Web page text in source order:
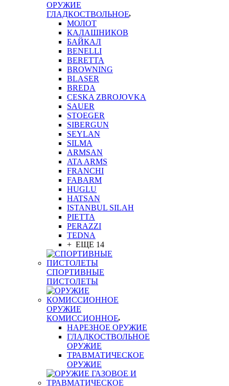
ОРУЖИЕ
ГЛАДКОСТВОЛЬНОЕ
МОЛОТ
КАЛАШНИКОВ
БАЙКАЛ
BENELLI
BERETTA
BROWNING
BLASER
BREDA
CESKA ZBROJOVKA
SAUER
STOEGER
SIBERGUN
SEYLAN
SILMA
ARMSAN
ATA ARMS
FRANCHI
FABARM
HUGLU
HATSAN
ISTANBUL SILAH
PIETTA
PERAZZI
TEDNA
+ ЕЩЕ 14
СПОРТИВНЫЕ
ПИСТОЛЕТЫ
ОРУЖИЕ
КОМИССИОННОЕ
НАРЕЗНОЕ ОРУЖИЕ
ГЛАДКОСТВОЛЬНОЕ
ОРУЖИЕ
ТРАВМАТИЧЕСКОЕ
ОРУЖИЕ